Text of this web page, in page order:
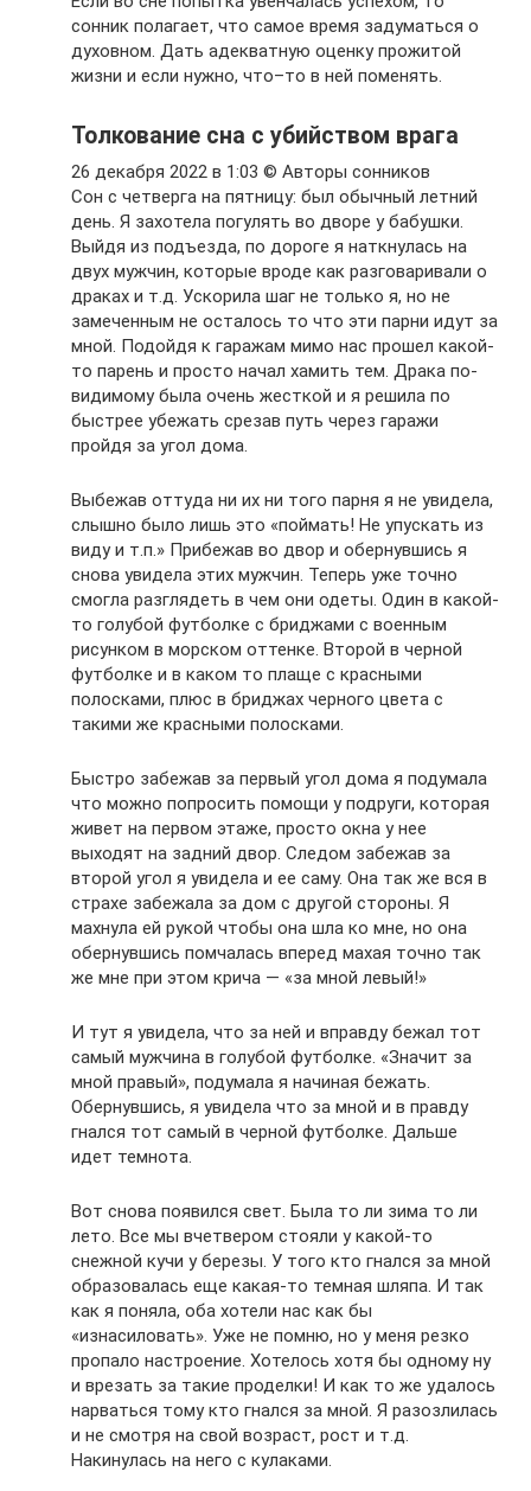
сонник полагает, что самое время задуматься о
духовном. Дать адекватную оценку прожитой
жизни и если нужно, что–то в ней поменять.
Толкование сна с убийством врага
26 декабря 2022 в 1:03 © Авторы сонников
Сон с четверга на пятницу: был обычный летний
день. Я захотела погулять во дворе у бабушки.
Выйдя из подъезда, по дороге я наткнулась на
двух мужчин, которые вроде как разговаривали о
драках и т.д. Ускорила шаг не только я, но не
замеченным не осталось то что эти парни идут за
мной. Подойдя к гаражам мимо нас прошел какой-
то парень и просто начал хамить тем. Драка по-
видимому была очень жесткой и я решила по
быстрее убежать срезав путь через гаражи
пройдя за угол дома.
Выбежав оттуда ни их ни того парня я не увидела,
слышно было лишь это «поймать! Не упускать из
виду и т.п.» Прибежав во двор и обернувшись я
снова увидела этих мужчин. Теперь уже точно
смогла разглядеть в чем они одеты. Один в какой-
то голубой футболке с бриджами с военным
рисунком в морском оттенке. Второй в черной
футболке и в каком то плаще с красными
полосками, плюс в бриджах черного цвета с
такими же красными полосками.
Быстро забежав за первый угол дома я подумала
что можно попросить помощи у подруги, которая
живет на первом этаже, просто окна у нее
выходят на задний двор. Следом забежав за
второй угол я увидела и ее саму. Она так же вся в
страхе забежала за дом с другой стороны. Я
махнула ей рукой чтобы она шла ко мне, но она
обернувшись помчалась вперед махая точно так
же мне при этом крича — «за мной левый!»
И тут я увидела, что за ней и вправду бежал тот
самый мужчина в голубой футболке. «Значит за
мной правый», подумала я начиная бежать.
Обернувшись, я увидела что за мной и в правду
гнался тот самый в черной футболке. Дальше
идет темнота.
Вот снова появился свет. Была то ли зима то ли
лето. Все мы вчетвером стояли у какой-то
снежной кучи у березы. У того кто гнался за мной
образовалась еще какая-то темная шляпа. И так
как я поняла, оба хотели нас как бы
«изнасиловать». Уже не помню, но у меня резко
пропало настроение. Хотелось хотя бы одному ну
и врезать за такие проделки! И как то же удалось
нарваться тому кто гнался за мной. Я разозлилась
и не смотря на свой возраст, рост и т.д.
Накинулась на него с кулаками.